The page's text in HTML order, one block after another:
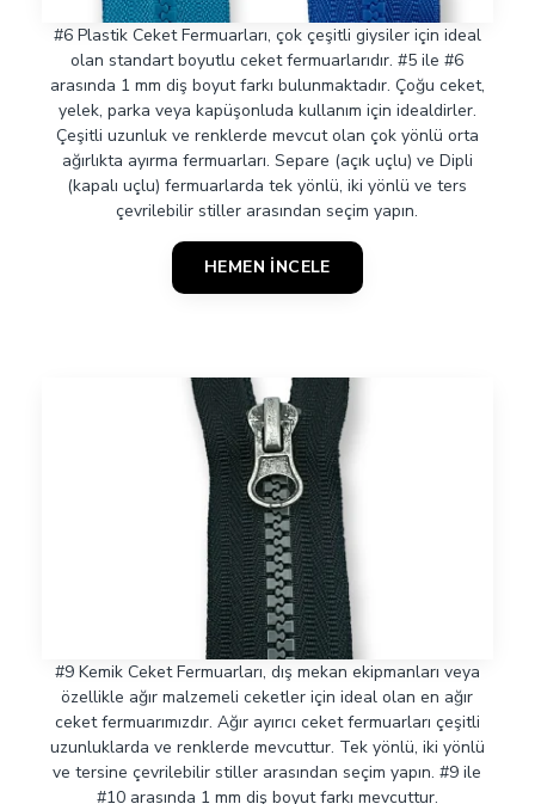
#6 Plastik Ceket Fermuarları, çok çeşitli giysiler için ideal
olan standart boyutlu ceket fermuarlarıdır. #5 ile #6
arasında 1 mm diş boyut farkı bulunmaktadır. Çoğu ceket,
yelek, parka veya kapüşonluda kullanım için idealdirler.
Çeşitli uzunluk ve renklerde mevcut olan çok yönlü orta
ağırlıkta ayırma fermuarları. Separe (açık uçlu) ve Dipli
(kapalı uçlu) fermuarlarda tek yönlü, iki yönlü ve ters
çevrilebilir stiller arasından seçim yapın.
HEMEN İNCELE
#9 Kemik Ceket Fermuarları, dış mekan ekipmanları veya
özellikle ağır malzemeli ceketler için ideal olan en ağır
ceket fermuarımızdır. Ağır ayırıcı ceket fermuarları çeşitli
uzunluklarda ve renklerde mevcuttur. Tek yönlü, iki yönlü
ve tersine çevrilebilir stiller arasından seçim yapın. #9 ile
#10 arasında 1 mm diş boyut farkı mevcuttur.